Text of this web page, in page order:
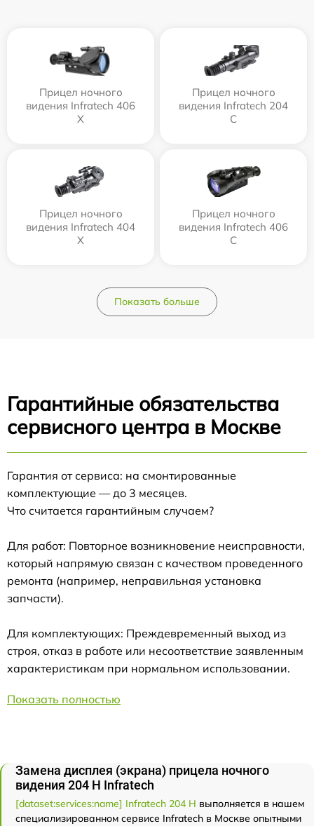
Прицел ночного
видения Infratech 406
Х
Прицел ночного
видения Infratech 204
С
Прицел ночного
видения Infratech 404
Х
Прицел ночного
видения Infratech 406
С
Показать больше
Гарантийные обязательства
сервисного центра в Москве
Гарантия от сервиса: на смонтированные
комплектующие — до 3 месяцев.
Что считается гарантийным случаем?
Для работ: Повторное возникновение неисправности,
который напрямую связан с качеством проведенного
ремонта (например, неправильная установка
запчасти).
Для комплектующих: Преждевременный выход из
строя, отказ в работе или несоответствие заявленным
характеристикам при нормальном использовании.
Показать полностью
Замена дисплея (экрана) прицела ночного
видения 204 Н Infratech
[dataset:services:name] Infratech 204 Н выполняется в нашем
специализированном сервисе Infratech в Москве опытными